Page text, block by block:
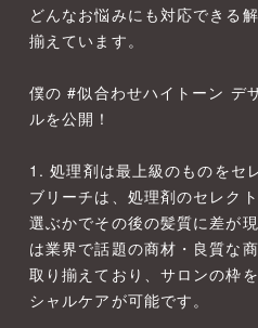
どんなお悩みにも対応できる
揃えています。
僕の #似合わせハイトーン デ
ルを公開！
1. 処理剤は最上級のものをセ
ブリーチは、処理剤のセレク
選ぶかでその後の髪質に差が
は業界で話題の商材・良質な
取り揃えており、サロンの枠
シャルケアが可能です。